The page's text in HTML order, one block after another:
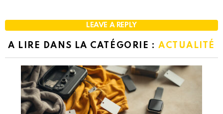
LEAVE A REPLY
A LIRE DANS LA CATÉGORIE : ACTUALITÉ